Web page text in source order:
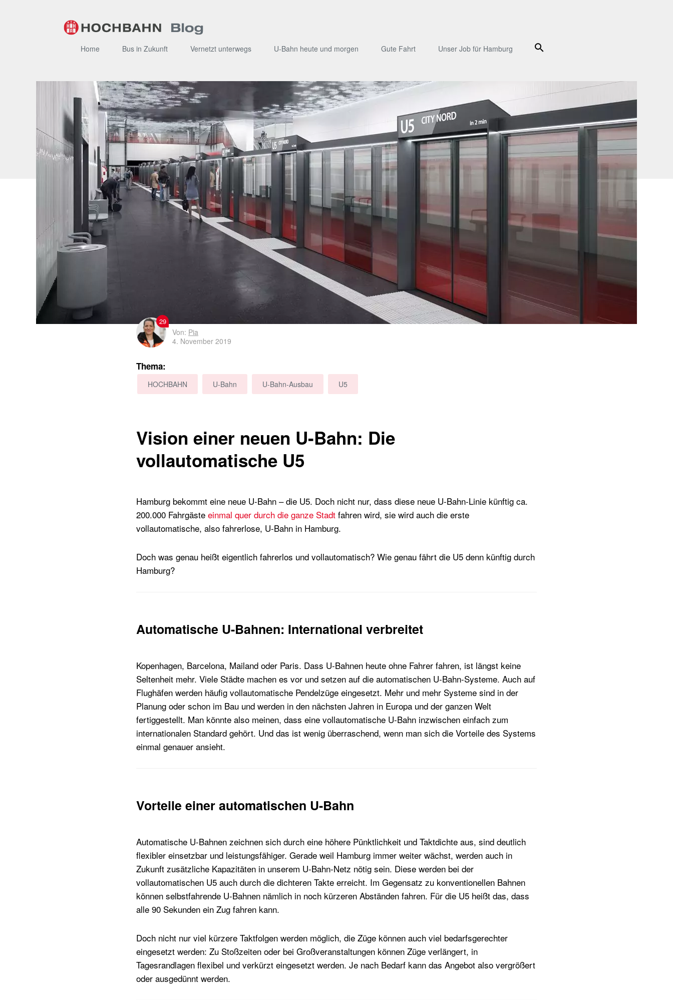
Home Bus in Zukunft Vernetzt unterwegs U-Bahn heute und morgen Gute Fahrt Unser Job für Hamburg Suche
29
Von: Pia
4. November 2019
Thema:
HOCHBAHN U-Bahn U-Bahn-Ausbau U5
Vision einer neuen U-Bahn: Die
vollautomatische U5
Hamburg bekommt eine neue U-Bahn – die U5. Doch nicht nur, dass diese neue U-Bahn-Linie künftig ca.
200.000 Fahrgäste einmal quer durch die ganze Stadt fahren wird, sie wird auch die erste
vollautomatische, also fahrerlose, U-Bahn in Hamburg.
Doch was genau heißt eigentlich fahrerlos und vollautomatisch? Wie genau fährt die U5 denn künftig durch
Hamburg?
Automatische U-Bahnen: International verbreitet
Kopenhagen, Barcelona, Mailand oder Paris. Dass U-Bahnen heute ohne Fahrer fahren, ist längst keine
Seltenheit mehr. Viele Städte machen es vor und setzen auf die automatischen U-Bahn-Systeme. Auch auf
Flughäfen werden häufig vollautomatische Pendelzüge eingesetzt. Mehr und mehr Systeme sind in der
Planung oder schon im Bau und werden in den nächsten Jahren in Europa und der ganzen Welt
fertiggestellt. Man könnte also meinen, dass eine vollautomatische U-Bahn inzwischen einfach zum
internationalen Standard gehört. Und das ist wenig überraschend, wenn man sich die Vorteile des Systems
einmal genauer ansieht.
Vorteile einer automatischen U-Bahn
Automatische U-Bahnen zeichnen sich durch eine höhere Pünktlichkeit und Taktdichte aus, sind deutlich
flexibler einsetzbar und leistungsfähiger. Gerade weil Hamburg immer weiter wächst, werden auch in
Zukunft zusätzliche Kapazitäten in unserem U-Bahn-Netz nötig sein. Diese werden bei der
vollautomatischen U5 auch durch die dichteren Takte erreicht. Im Gegensatz zu konventionellen Bahnen
können selbstfahrende U-Bahnen nämlich in noch kürzeren Abständen fahren. Für die U5 heißt das, dass
alle 90 Sekunden ein Zug fahren kann.
Doch nicht nur viel kürzere Taktfolgen werden möglich, die Züge können auch viel bedarfsgerechter
eingesetzt werden: Zu Stoßzeiten oder bei Großveranstaltungen können Züge verlängert, in
Tagesrandlagen flexibel und verkürzt eingesetzt werden. Je nach Bedarf kann das Angebot also vergrößert
oder ausgedünnt werden.